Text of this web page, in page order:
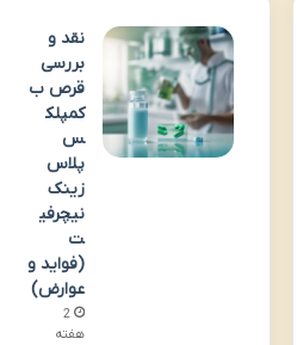
نقد و
بررسی
قرص ب
کمپلک
س
پلاس
زینک
نیچرفی
ت
(فواید و
عوارض)
2
هفته